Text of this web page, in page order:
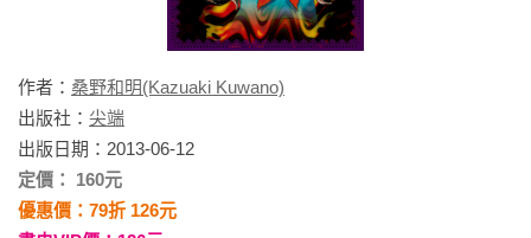
作者： 桑野和明(Kazuaki Kuwano)
出版社： 尖端
出版日期：2013-06-12
定價： 160元
優惠價：79折 126元